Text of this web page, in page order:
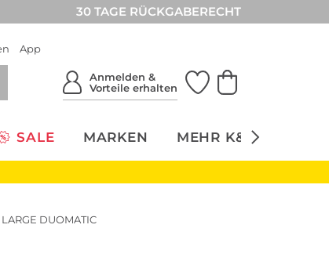
30 TAGE RÜCKGABERECHT
App
Anmelden &
Vorteile erhalten
SALE MARKEN MEHR K&Ö
DUOMATIC